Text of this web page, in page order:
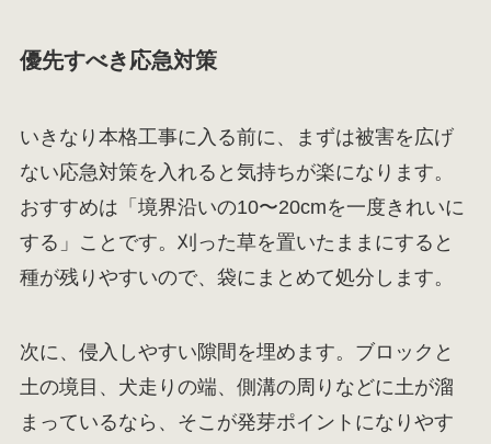
優先すべき応急対策
いきなり本格工事に入る前に、まずは被害を広げ
ない応急対策を入れると気持ちが楽になります。
おすすめは「境界沿いの10〜20cmを一度きれいに
する」ことです。刈った草を置いたままにすると
種が残りやすいので、袋にまとめて処分します。
次に、侵入しやすい隙間を埋めます。ブロックと
土の境目、犬走りの端、側溝の周りなどに土が溜
まっているなら、そこが発芽ポイントになりやす